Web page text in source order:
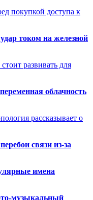
покупкой доступа к
током на железной
развивать для
облачность
рассказывает о
связи из-за
имена
музыкальный